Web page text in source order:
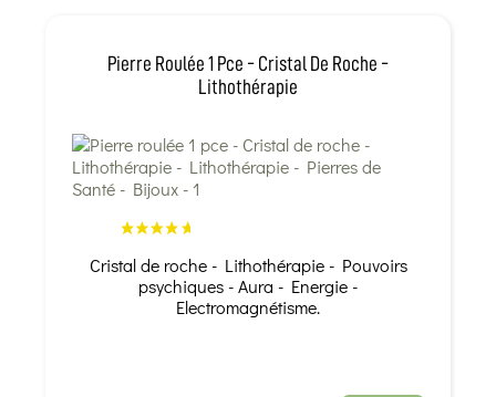
Pierre Roulée 1 Pce - Cristal De Roche -
Lithothérapie
Cristal de roche - Lithothérapie - Pouvoirs
psychiques - Aura - Energie -
Electromagnétisme.